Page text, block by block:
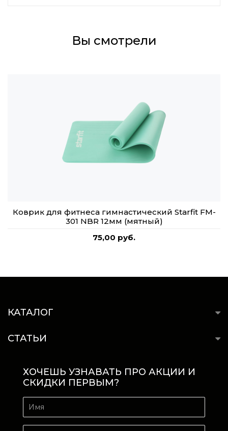
Вы смотрели
Коврик для фитнеса гимнастический Starfit FM-
301 NBR 12мм (мятный)
75,00 руб.
КАТАЛОГ
СТАТЬИ
ХОЧЕШЬ УЗНАВАТЬ ПРО АКЦИИ И
СКИДКИ ПЕРВЫМ?